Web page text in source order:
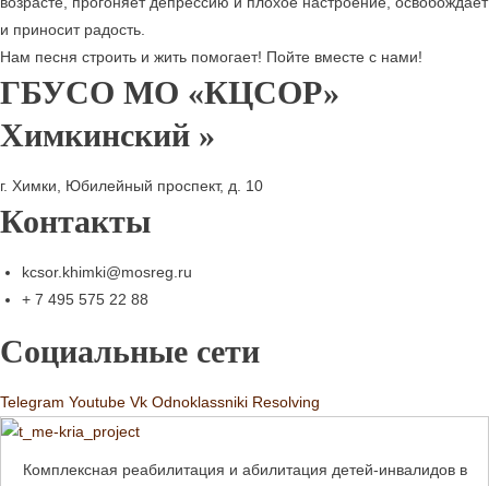
и приносит радость.
Нам песня строить и жить помогает! Пойте вместе с нами!
ГБУСО МО «КЦСОР»
Химкинский »
г. Химки, Юбилейный проспект, д. 10
Контакты
kcsor.khimki@mosreg.ru
+ 7 495 575 22 88
Социальные сети
Telegram Youtube Vk Odnoklassniki Resolving
Комплексная реабилитация и абилитация детей-инвалидов в